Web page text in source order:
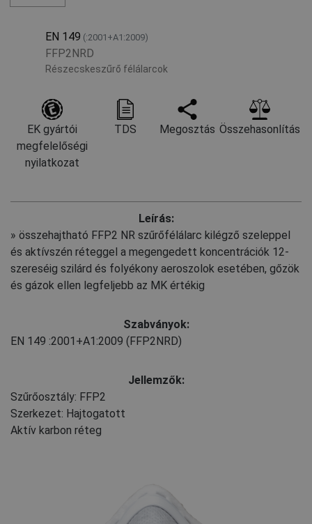
EN 149 (:2001+A1:2009)
FFP2NRD
Részecskeszűrő félálarcok
EK gyártói
megfelelőségi
nyilatkozat
TDS Megosztás Összehasonlítás
Leírás:
» összehajtható FFP2 NR szűrőfélálarc kilégző szeleppel
és aktívszén réteggel a megengedett koncentrációk 12-
szereséig szilárd és folyékony aeroszolok esetében, gőzök
és gázok ellen legfeljebb az MK értékig
Szabványok:
EN 149 :2001+A1:2009 (FFP2NRD)
Jellemzők:
Szűrőosztály: FFP2
Szerkezet: Hajtogatott
Aktív karbon réteg